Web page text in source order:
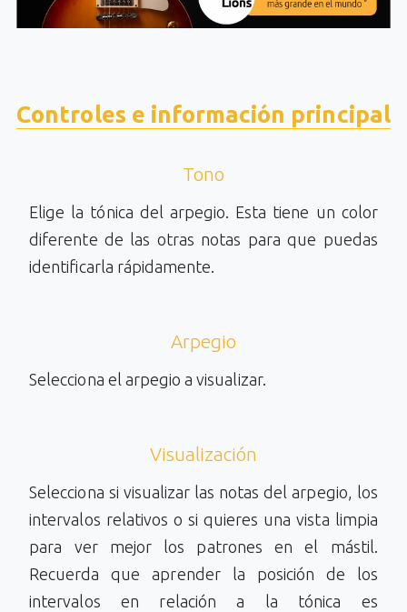
Controles e información principal
Tono
Elige la tónica del arpegio. Esta tiene un color
diferente de las otras notas para que puedas
identificarla rápidamente.
Arpegio
Selecciona el arpegio a visualizar.
Visualización
Selecciona si visualizar las notas del arpegio, los
intervalos relativos o si quieres una vista limpia
para ver mejor los patrones en el mástil.
Recuerda que aprender la posición de los
intervalos en relación a la tónica es